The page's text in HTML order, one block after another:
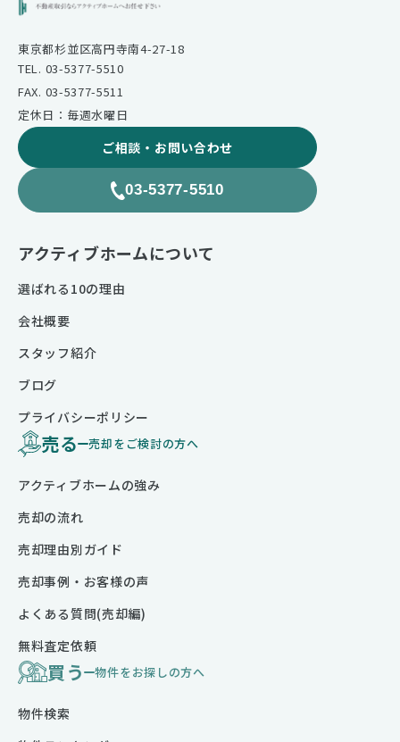
東京都杉並区高円寺南4-27-18
TEL. 03-5377-5510
FAX. 03-5377-5511
定休日：毎週水曜日
ご相談・お問い合わせ
03-5377-5510
売る 売却をご検討の方へ
アクティブホームの強み
売却の流れ
売却理由別ガイド
売却事例・お客様の声
よくある質問(売却編)
無料査定依頼
買う 物件をお探しの方へ
物件検索
アクティブホームについて
選ばれる10の理由
会社概要
スタッフ紹介
ブログ
プライバシーポリシー